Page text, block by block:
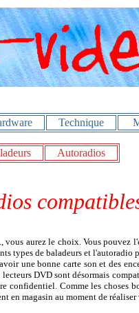
Technique
Autoradios
vous aurez le choix. Vous pouvez
types de baladeurs et l'autoradio
une bonne carte son et des
DVD sont désormais
confidentiel. Comme les
en magasin au moment de réaliser